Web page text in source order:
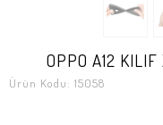
OPPO A12
Ürün Kodu: 15058